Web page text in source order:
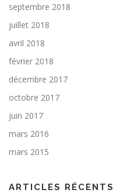
septembre 2018
juillet 2018
avril 2018
février 2018
décembre 2017
octobre 2017
juin 2017
mars 2016
mars 2015
ARTICLES RÉCENTS